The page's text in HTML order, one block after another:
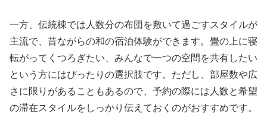
一方、伝統棟では人数分の布団を敷いて過ごすスタイルが
主流で、昔ながらの和の宿泊体験ができます。畳の上に寝
転がってくつろぎたい、みんなで一つの空間を共有したい
という方にはぴったりの選択肢です。ただし、部屋数や広
さに限りがあることもあるので、予約の際には人数と希望
の滞在スタイルをしっかり伝えておくのがおすすめです。